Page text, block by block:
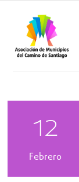
contenido
12
Febrero